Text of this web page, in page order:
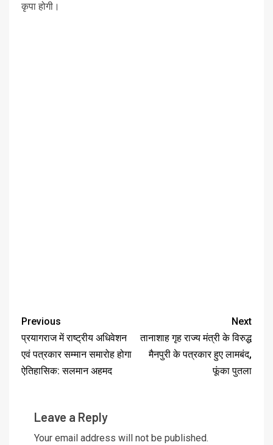
कृपा होगी।
Previous
प्रयागराज में राष्ट्रीय अधिवेशन
एवं पत्रकार सम्मान समारोह होगा
ऐतिहासिक: सलमान अहमद
Next
तानाशाह गृह राज्य मंत्री के विरुद्ध
मैनपुरी के पत्रकार हुए लामबंद,
फूंका पुतला
Leave a Reply
Your email address will not be published.